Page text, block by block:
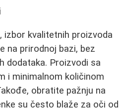
izbor kvalitetnih proizvoda
na prirodnoj bazi, bez
dodataka. Proizvodi sa
i minimalnom količinom
obratite pažnju na
su često blaže za oči od